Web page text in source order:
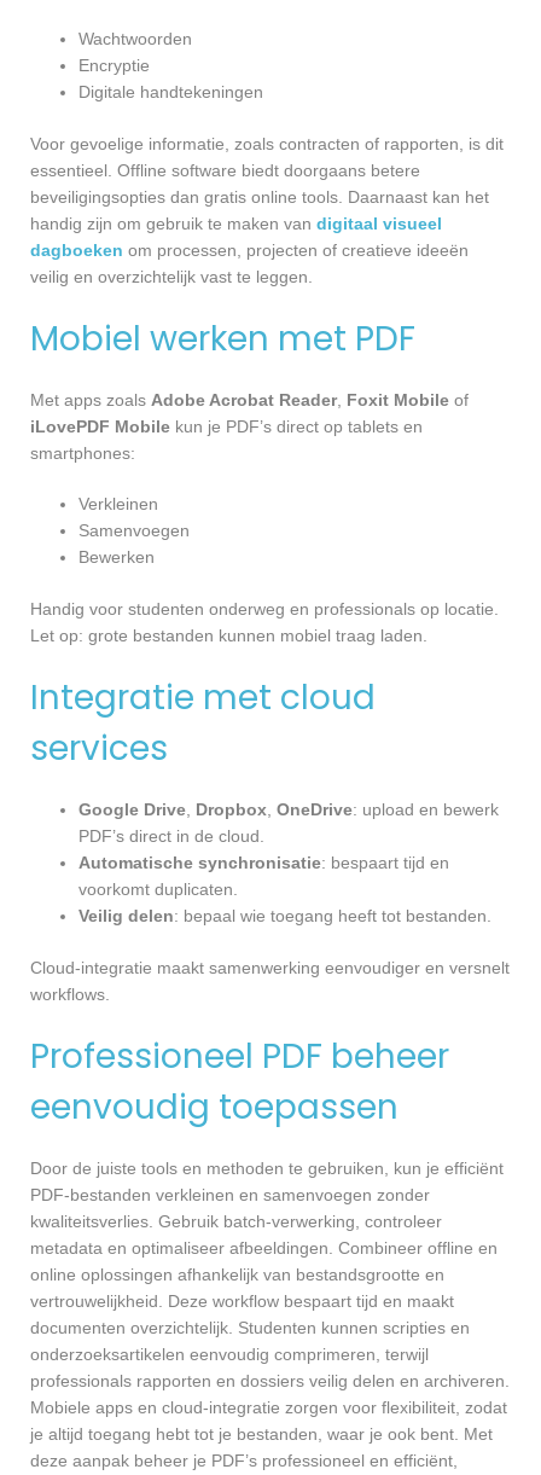
Wachtwoorden
Encryptie
Digitale handtekeningen
Voor gevoelige informatie, zoals contracten of rapporten, is dit
essentieel. Offline software biedt doorgaans betere
beveiligingsopties dan gratis online tools. Daarnaast kan het
handig zijn om gebruik te maken van digitaal visueel
dagboeken om processen, projecten of creatieve ideeën
veilig en overzichtelijk vast te leggen.
Mobiel werken met PDF
Met apps zoals Adobe Acrobat Reader, Foxit Mobile of
iLovePDF Mobile kun je PDF’s direct op tablets en
smartphones:
Verkleinen
Samenvoegen
Bewerken
Handig voor studenten onderweg en professionals op locatie.
Let op: grote bestanden kunnen mobiel traag laden.
Integratie met cloud
services
Google Drive Dropbox OneDrive: upload en bewerk
PDF’s direct in de cloud.
Automatische synchronisatie: bespaart tijd en
voorkomt duplicaten.
Veilig delen: bepaal wie toegang heeft tot bestanden.
Cloud-integratie maakt samenwerking eenvoudiger en versnelt
workflows.
Professioneel PDF beheer
eenvoudig toepassen
Door de juiste tools en methoden te gebruiken, kun je efficiënt
PDF-bestanden verkleinen en samenvoegen zonder
kwaliteitsverlies. Gebruik batch-verwerking, controleer
metadata en optimaliseer afbeeldingen. Combineer offline en
online oplossingen afhankelijk van bestandsgrootte en
vertrouwelijkheid. Deze workflow bespaart tijd en maakt
documenten overzichtelijk. Studenten kunnen scripties en
onderzoeksartikelen eenvoudig comprimeren, terwijl
professionals rapporten en dossiers veilig delen en archiveren.
Mobiele apps en cloud-integratie zorgen voor flexibiliteit, zodat
je altijd toegang hebt tot je bestanden, waar je ook bent. Met
deze aanpak beheer je PDF’s professioneel en efficiënt,